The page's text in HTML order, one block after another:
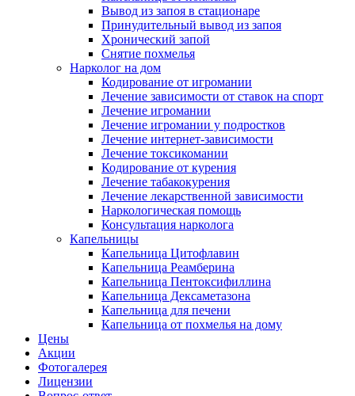
Вывод из запоя в стационаре
Принудительный вывод из запоя
Хронический запой
Снятие похмелья
Нарколог на дом
Кодирование от игромании
Лечение зависимости от ставок на спорт
Лечение игромании
Лечение игромании у подростков
Лечение интернет-зависимости
Лечение токсикомании
Кодирование от курения
Лечение табакокурения
Лечение лекарственной зависимости
Наркологическая помощь
Консультация нарколога
Капельницы
Капельница Цитофлавин
Капельница Реамберина
Капельница Пентоксифиллина
Капельница Дексаметазона
Капельница для печени
Капельница от похмелья на дому
Цены
Акции
Фотогалерея
Лицензии